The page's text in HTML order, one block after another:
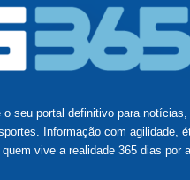
o seu portal definitivo para
Informação com agilidade,
vive a realidade 365 dias por